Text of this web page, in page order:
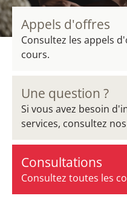
Appels d'offres
Consultez les appels
cours.
Une question ?
Si vous avez besoin
services, consultez nos
Consultations
Consultez toutes les